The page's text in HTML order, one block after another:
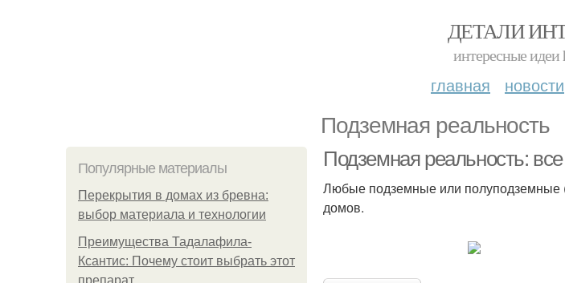
ДЕТАЛИ
интересные идеи
главная новости
Подземная реальность
Популярные материалы
Перекрытия в домах из бревна:
выбор материала и технологии
Преимущества Тадалафила-
Ксантис: Почему стоит выбрать этот
препарат
Подземная реальность:
Любые подземные или полуподземные
домов.